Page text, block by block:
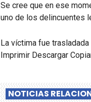
Se cree que en ese
uno de los delincuentes
La víctima fue
Imprimir Descargar
NOTICIAS